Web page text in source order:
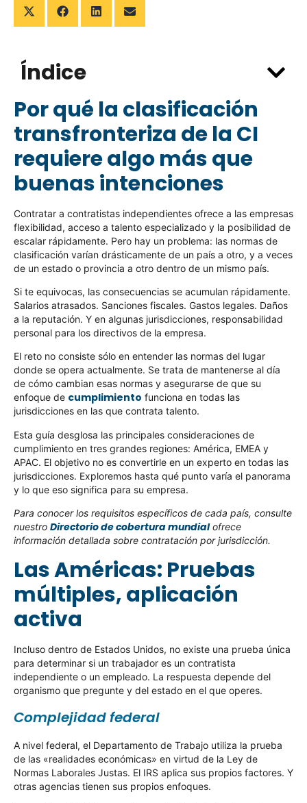
Índice
Por qué la clasificación
transfronteriza de la CI
requiere algo más que
buenas intenciones
Contratar a contratistas independientes ofrece a las empresas
flexibilidad, acceso a talento especializado y la posibilidad de
escalar rápidamente. Pero hay un problema: las normas de
clasificación varían drásticamente de un país a otro, y a veces
de un estado o provincia a otro dentro de un mismo país.
Si te equivocas, las consecuencias se acumulan rápidamente.
Salarios atrasados. Sanciones fiscales. Gastos legales. Daños
a la reputación. Y en algunas jurisdicciones, responsabilidad
personal para los directivos de la empresa.
El reto no consiste sólo en entender las normas del lugar
donde se opera actualmente. Se trata de mantenerse al día
de cómo cambian esas normas y asegurarse de que su
enfoque de cumplimiento funciona en todas las
jurisdicciones en las que contrata talento.
Esta guía desglosa las principales consideraciones de
cumplimiento en tres grandes regiones: América, EMEA y
APAC. El objetivo no es convertirle en un experto en todas las
jurisdicciones. Exploremos hasta qué punto varía el panorama
y lo que eso significa para su empresa.
Para conocer los requisitos específicos de cada país, consulte
nuestro Directorio de cobertura mundial ofrece
información detallada sobre contratación por jurisdicción.
Las Américas: Pruebas
múltiples, aplicación
activa
Incluso dentro de Estados Unidos, no existe una prueba única
para determinar si un trabajador es un contratista
independiente o un empleado. La respuesta depende del
organismo que pregunte y del estado en el que operes.
Complejidad federal
A nivel federal, el Departamento de Trabajo utiliza la prueba
de las «realidades económicas» en virtud de la Ley de
Normas Laborales Justas. El IRS aplica sus propios factores. Y
otras agencias tienen sus propios enfoques.